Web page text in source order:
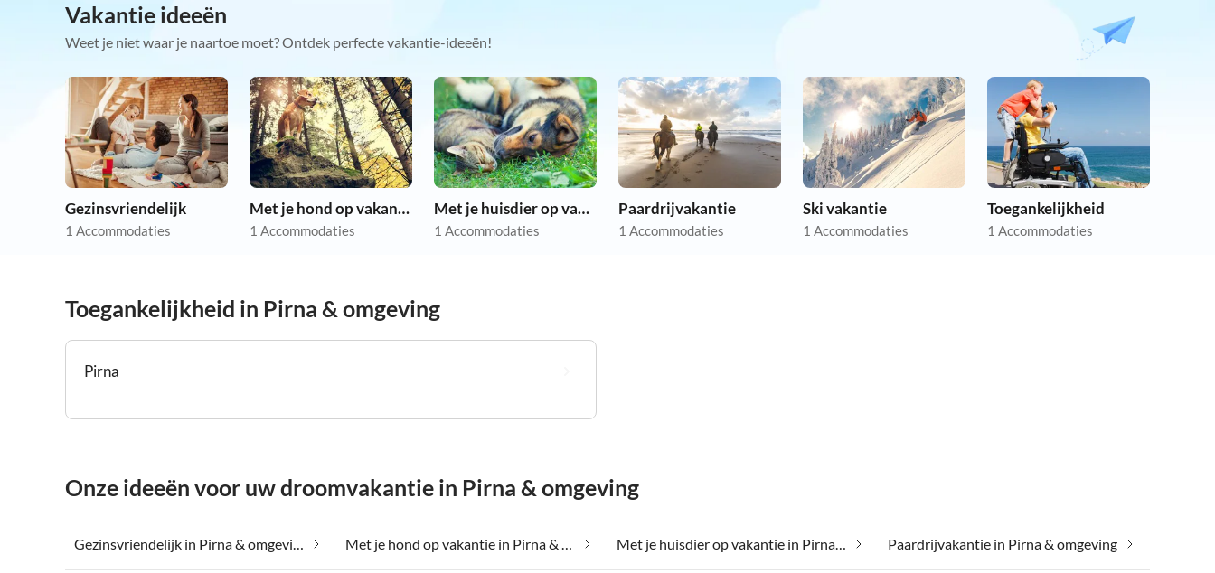
Vakantie ideeën
Weet je niet waar je naartoe moet? Ontdek perfecte vakantie-ideeën!
Gezinsvriendelijk
1 Accommodaties
Met je hond op vakantie
1 Accommodaties
Met je huisdier op vakantie
1 Accommodaties
Paardrijvakantie
1 Accommodaties
Ski vakantie
1 Accommodaties
Toegankelijkheid
1 Accommodaties
Toegankelijkheid in Pirna & omgeving
Pirna
Onze ideeën voor uw droomvakantie in Pirna & omgeving
Gezinsvriendelijk in Pirna & omgeving Met je hond op vakantie in Pirna & omgeving Met je huisdier op vakantie in Pirna & omgeving Paardrijvakantie in Pirna & omgeving